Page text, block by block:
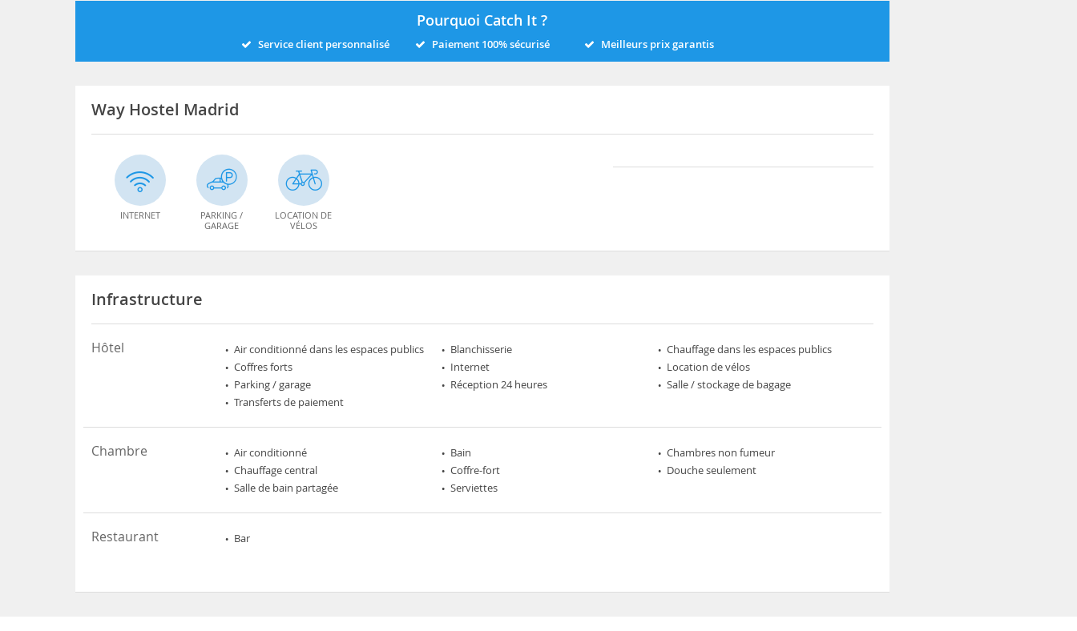
Pourquoi Catch It ?
Service client personnalisé Paiement 100% sécurisé Meilleurs prix garantis
Way Hostel Madrid
INTERNET
PARKING /
GARAGE
LOCATION DE
VÉLOS
Infrastructure
Hôtel Air conditionné dans les espaces publics Blanchisserie
Chauffage dans les espaces publics
Coffres forts
Internet
Location de vélos
Parking / garage
Réception 24 heures
Salle / stockage de bagage
Transferts de paiement
Chambre Air conditionné Bain
Chambres non fumeur
Chauffage central
Coffre-fort
Douche seulement
Salle de bain partagée
Serviettes
Restaurant Bar